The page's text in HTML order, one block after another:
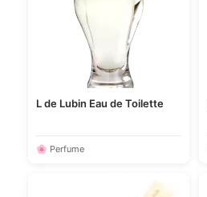
L de Lubin Eau de Toilette
🌸 Perfume